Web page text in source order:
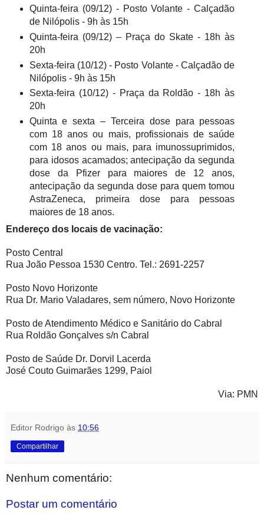
Quinta-feira (09/12) - Posto Volante - Calçadão
de Nilópolis - 9h às 15h
Quinta-feira (09/12) – Praça do Skate - 18h às
20h
Sexta-feira (10/12) - Posto Volante - Calçadão de
Nilópolis - 9h às 15h
Sexta-feira (10/12) - Praça da Roldão - 18h às
20h
Quinta e sexta – Terceira dose para pessoas
com 18 anos ou mais, profissionais de saúde
com 18 anos ou mais, para imunossuprimidos,
para idosos acamados; antecipação da segunda
dose da Pfizer para maiores de 12 anos,
antecipação da segunda dose para quem tomou
AstraZeneca, primeira dose para pessoas
maiores de 18 anos.
Endereço dos locais de vacinação:
Posto Central
Rua João Pessoa 1530 Centro. Tel.: 2691-2257
Posto Novo Horizonte
Rua Dr. Mario Valadares, sem número, Novo Horizonte
Posto de Atendimento Médico e Sanitário do Cabral
Rua Roldão Gonçalves s/n Cabral
Posto de Saúde Dr. Dorvil Lacerda
José Couto Guimarães 1299, Paiol
Via: PMN
Editor Rodrigo às 10:56
Compartilhar
Nenhum comentário:
Postar um comentário